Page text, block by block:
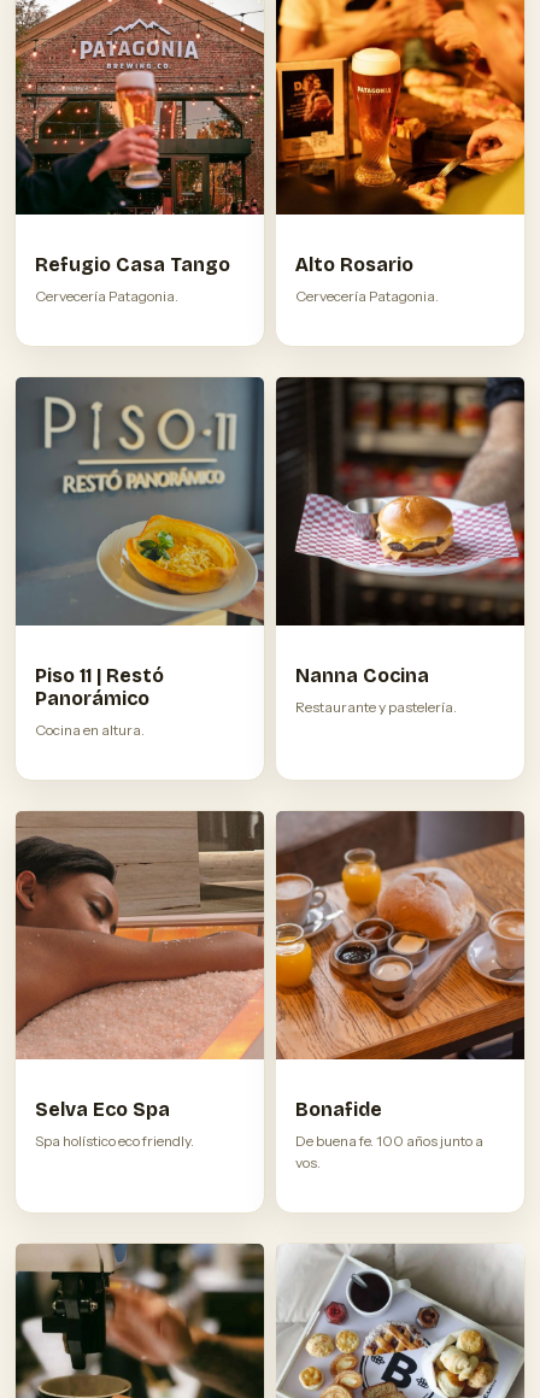
Refugio Casa Tango
Cervecería Patagonia.
Alto Rosario
Cervecería Patagonia.
Piso 11 | Restó
Panorámico
Cocina en altura.
Nanna Cocina
Restaurante y pastelería.
Selva Eco Spa
Spa holístico eco friendly.
Bonafide
De buena fe. 100 años junto a
vos.